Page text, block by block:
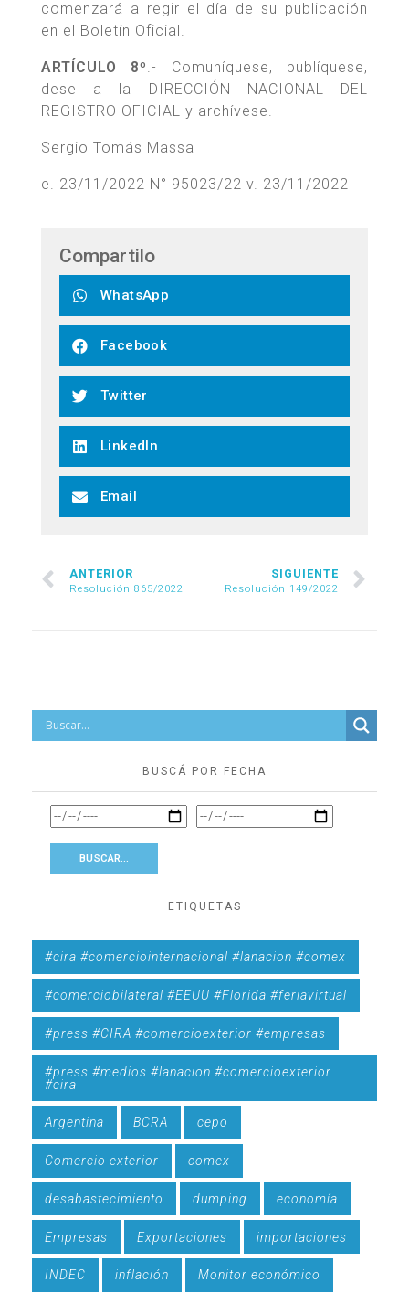
comenzará a regir el día de su publicación
en el Boletín Oficial.
ARTÍCULO 8º.- Comuníquese, publíquese,
dese a la DIRECCIÓN NACIONAL DEL
REGISTRO OFICIAL y archívese.
Sergio Tomás Massa
e. 23/11/2022 N° 95023/22 v. 23/11/2022
Compartilo
WhatsApp
Facebook
Twitter
LinkedIn
Email
ANTERIOR
Resolución 865/2022
SIGUIENTE
Resolución 149/2022
BUSCÁ POR FECHA
ETIQUETAS
#cira #comerciointernacional #lanacion #comex
#comerciobilateral #EEUU #Florida #feriavirtual
#press #CIRA #comercioexterior #empresas
#press #medios #lanacion #comercioexterior
#cira
Argentina BCRA cepo
Comercio exterior comex
desabastecimiento dumping economía
Empresas Exportaciones importaciones
INDEC inflación Monitor económico